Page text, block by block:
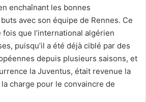
enchaînant les bonnes
avec son équipe de Rennes. Ce
fois que l’international algérien
puisqu’il a été déjà ciblé par des
depuis plusieurs saisons, et
la Juventus, était revenue la
charge pour le convaincre de